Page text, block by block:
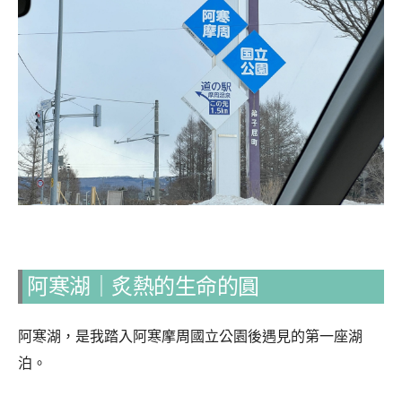
阿寒湖｜炙熱的生命的圓
阿寒湖，是我踏入阿寒摩周國立公園後遇見的第一座湖
泊。